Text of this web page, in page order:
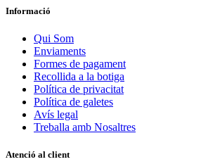
Informació
Qui Som
Enviaments
Formes de pagament
Recollida a la botiga
Política de privacitat
Política de galetes
Avís legal
Treballa amb Nosaltres
Atenció al client